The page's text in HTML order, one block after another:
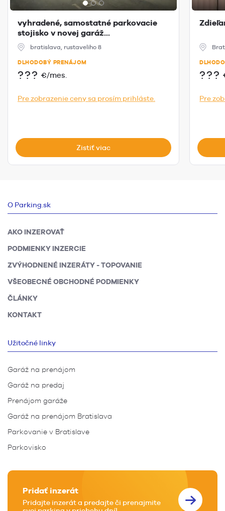
vyhradené, samostatné parkovacie
stojisko v novej garáž...
bratislava, rustaveliho 8
DLHODOBÝ PRENÁJOM
??? €/mes.
Pre zobrazenie ceny sa prosím prihláste.
Zistiť viac
???
Pre
O Parking.sk
AKO INZEROVAŤ
PODMIENKY INZERCIE
ZVÝHODNENÉ INZERÁTY - TOPOVANIE
VŠEOBECNÉ OBCHODNÉ PODMIENKY
ČLÁNKY
KONTAKT
Užitočné linky
Garáž na prenájom
Garáž na predaj
Prenájom garáže
Garáž na prenájom Bratislava
Parkovanie v Bratislave
Parkovisko
Pridať inzerát
Pridajte inzerát a predajte či prenajmite